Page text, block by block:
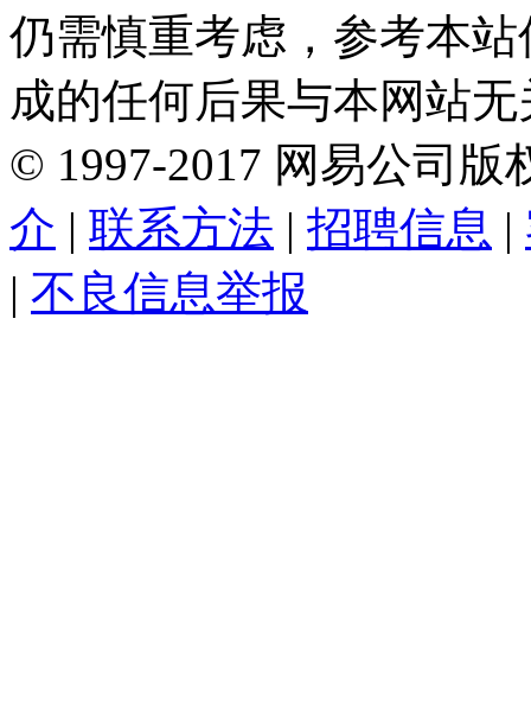
仍需慎重考虑，参考本
成的任何后果与本网站
© 1997-2017 网易公司版
介 | 联系方法 | 招聘信息 |
| 不良信息举报